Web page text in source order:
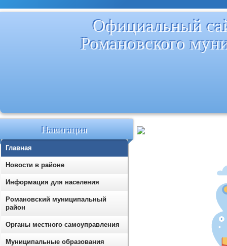
Официальный
Романовского
Навигация
Главная
Новости в районе
Информация для населения
Романовский муниципальный
район
Органы местного самоуправления
Муниципальные образования